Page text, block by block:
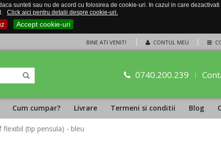
sunteti sau nu de acord cu folosirea de cookie-uri. In cazul in care
Click aici pentru detalii despre cookie-uri.
Accept cookie-uri
CONTUL MEU
BINE ATI VENIT!
0740.200.239
Cum cumpar? Livrare Termeni si conditii Blog
(tip pensula) - bleu